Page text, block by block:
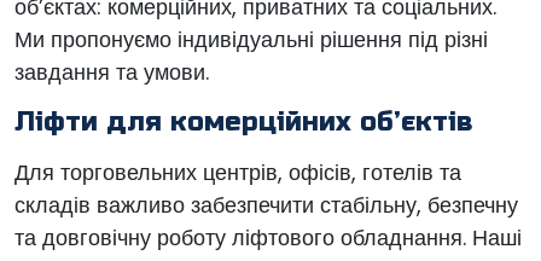
об’єктах: комерційних, приватних та соціальних.
Ми пропонуємо індивідуальні рішення під різні
завдання та умови.
Ліфти для комерційних об’єктів
Для торговельних центрів, офісів, готелів та
складів важливо забезпечити стабільну, безпечну
та довговічну роботу ліфтового обладнання. Наші